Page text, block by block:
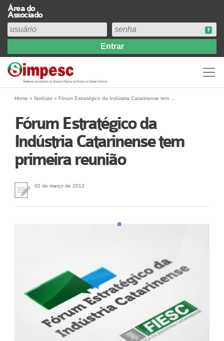
Área do
Associado
Institucional
Perfil
Diretoria
Abrangência
Contribuição Sindical 2026
Prestação de Contas
Central de Comunicação
Links
Home » Notícias » Fórum Estratégico da Indústria Catarinense tem ...
Fórum Estratégico da
Indústria Catarinense tem
primeira reunião
02 de março de 2012